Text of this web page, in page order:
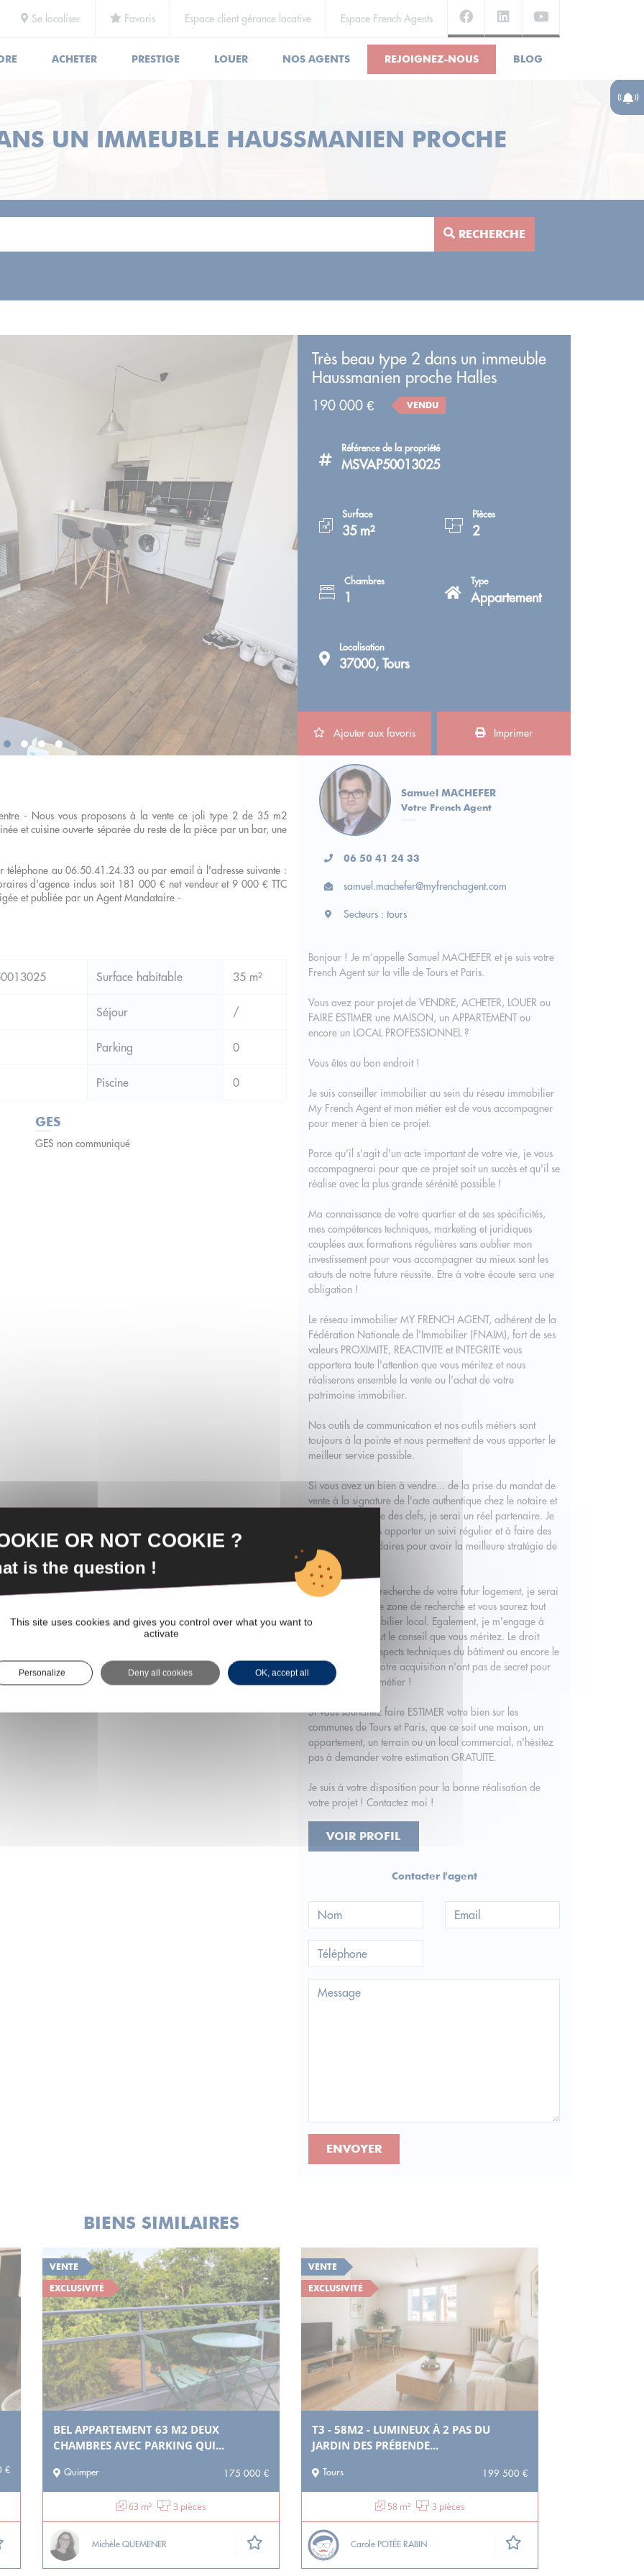
Se localiser Favoris Espace client gérance locative Espace French Agents
ACHETER PRESTIGE LOUER NOS AGENTS REJOIGNEZ-NOUS BLOG
UN IMMEUBLE HAUSSMANIEN PROCHE
RECHERCHE
Très beau type 2 dans un immeuble
Haussmanien proche Halles
190 000 € VENDU
Référence de la propriété
MSVAP50013025
Surface
35 m²
Pièces
2
Chambres
1
Type
Appartement
Localisation
37000, Tours
Ajouter aux favoris Imprimer
- Nous vous proposons à la vente ce joli type 2 de 35 m2
et cuisine ouverte séparée du reste de la pièce par un bar, une
téléphone au 06.50.41.24.33 ou par email à l'adresse suivante :
d'agence inclus soit 181 000 € net vendeur et 9 000 € TTC
et publiée par un Agent Mandataire -
Surface habitable 35 m²
Séjour /
Parking 0
Piscine 0
GES
GES non communiqué
Samuel MACHEFER
Votre French Agent
06 50 41 24 33
samuel.machefer@myfrenchagent.com
Secteurs : tours
Bonjour ! Je m’appelle Samuel MACHEFER et je suis votre
French Agent sur la ville de Tours et Paris.
Vous avez pour projet de VENDRE, ACHETER, LOUER ou
FAIRE ESTIMER une MAISON, un APPARTEMENT ou
encore un LOCAL PROFESSIONNEL ?
Vous êtes au bon endroit !
Je suis conseiller immobilier au sein du réseau immobilier
My French Agent et mon métier est de vous accompagner
pour mener à bien ce projet.
Parce qu'il s'agit d'un acte important de votre vie, je vous
accompagnerai pour que ce projet soit un succès et qu'il se
réalise avec la plus grande sérénité possible !
Ma connaissance de votre quartier et de ses spécificités,
mes compétences techniques, marketing et juridiques
couplées aux formations régulières sans oublier mon
investissement pour vous accompagner au mieux sont les
atouts de notre future réussite. Etre à votre écoute sera une
obligation !
Le réseau immobilier MY FRENCH AGENT, adhérent de la
Fédération Nationale de l'Immobilier (FNAIM), fort de ses
valeurs PROXIMITE, REACTIVITE et INTEGRITE vous
apportera toute l'attention que vous méritez et nous
réaliserons ensemble la vente ou l'achat de votre
patrimoine immobilier.
Nos outils de communication et nos outils métiers sont
toujours à la pointe et nous permettent de vous apporter le
meilleur service possible.
Si vous avez un bien à vendre... de la prise du mandat de
vente à la signature de l'acte authentique chez le notaire et
la fameuse remise des clefs, je serai un réel partenaire. Je
m'engage à vous apporter un suivi régulier et à faire des
points hebdomadaires pour avoir la meilleure stratégie de
vente.
Si vous êtes à la recherche de votre futur logement, je serai
vos yeux sur votre zone de recherche et vous saurez tout
du marché immobilier local. Egalement, je m'engage à
vous apporter tout le conseil que vous méritez. Le droit
immobilier, les aspects techniques du bâtiment ou encore le
financement de votre acquisition n'ont pas de secret pour
moi ! C'est mon métier !
Si vous souhaitez faire ESTIMER votre bien sur les
communes de Tours et Paris, que ce soit une maison, un
appartement, un terrain ou un local commercial, n'hésitez
pas à demander votre estimation GRATUITE.
Je suis à votre disposition pour la bonne réalisation de
votre projet ! Contactez moi !
VOIR PROFIL
Contacter l'agent
ENVOYER
BIENS SIMILAIRES
€
VENTE
EXCLUSIVITÉ
BEL APPARTEMENT 63 M2 DEUX
CHAMBRES AVEC PARKING QUI...
Quimper 175 000 €
63 m² 3 pièces
Michèle QUEMENER
VENTE
EXCLUSIVITÉ
T3 - 58M2 - LUMINEUX À 2 PAS DU
JARDIN DES PRÉBENDE...
Tours 199 500 €
58 m² 3 pièces
Carole POTÉE RABIN
OR NOT COOKIE ?
is the question !
This site uses cookies and gives you control over what you want to
activate
Personalize Deny all cookies OK, accept all